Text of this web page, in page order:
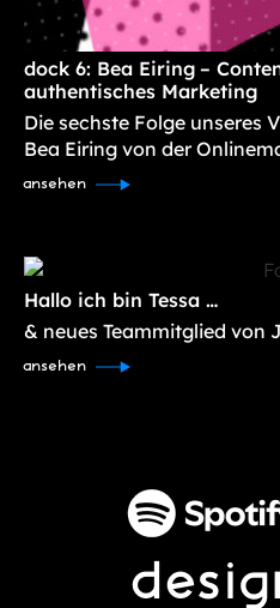
dock 6: Bea Eiring –
authentisches Marketing
Die sechste Folge unseres
Bea Eiring von der
ansehen
Hallo ich bin Tessa …
& neues Teammitglied von
ansehen